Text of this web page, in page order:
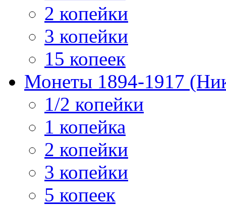
2 копейки
3 копейки
15 копеек
Монеты 1894-1917
1/2 копейки
1 копейка
2 копейки
3 копейки
5 копеек